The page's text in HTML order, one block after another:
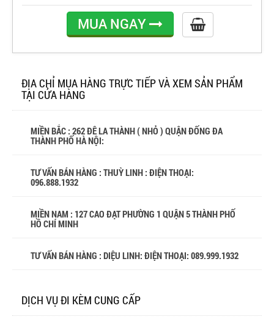
MUA NGAY
ĐỊA CHỈ MUA HÀNG TRỰC TIẾP VÀ XEM SẢN PHẨM
TẠI CỬA HÀNG
MIỀN BẮC : 262 ĐÊ LA THÀNH ( NHỎ ) QUẬN ĐỐNG ĐA
THÀNH PHỐ HÀ NỘI:
TƯ VẤN BÁN HÀNG : THUỲ LINH : ĐIỆN THOẠI:
096.888.1932
MIỀN NAM : 127 CAO ĐẠT PHƯỜNG 1 QUẬN 5 THÀNH PHỐ
HỒ CHÍ MINH
TƯ VẤN BÁN HÀNG : DIỆU LINH: ĐIỆN THOẠI: 089.999.1932
DỊCH VỤ ĐI KÈM CUNG CẤP